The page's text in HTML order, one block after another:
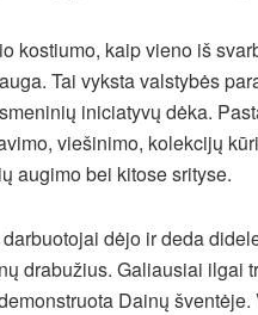
kostiumo, kaip vieno iš
Tai vyksta valstybės
iniciatyvų dėka.
viešinimo, kolekcijų
augimo bei kitose srityse.
dėjo ir deda
drabužius. Galiausiai ilgai
Dainų